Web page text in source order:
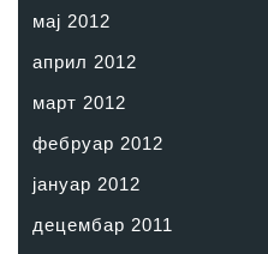
мај 2012
април 2012
март 2012
фебруар 2012
јануар 2012
децембар 2011